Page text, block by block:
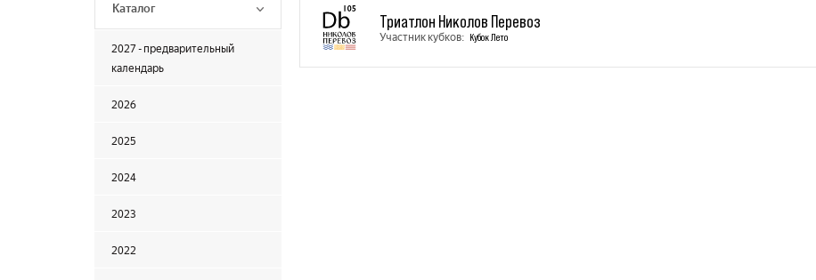
Каталог
2027 - предварительный
календарь
2026
2025
2024
2023
2022
Триатлон Николов Перевоз
Участник кубков: Кубок Лето